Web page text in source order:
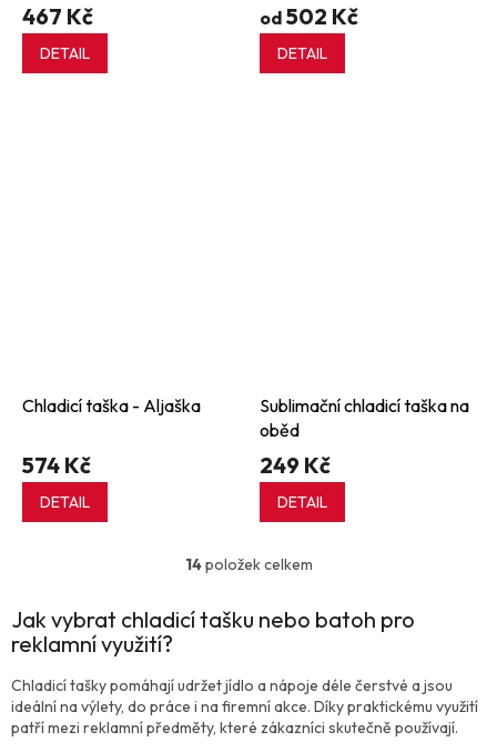
467 Kč
DETAIL
od 502 Kč
DETAIL
Chladicí taška - Aljaška
574 Kč
DETAIL
Sublimační chladicí taška na
oběd
249 Kč
DETAIL
O
l
a
c
í
14položek celkem
Jak vybrat chladicí tašku nebo batoh pro
reklamní využití?
Chladicí tašky pomáhají udržet jídlo a nápoje déle čerstvé a jsou
ideální na výlety, do práce i na firemní akce. Díky praktickému využití
patří mezi reklamní předměty, které zákazníci skutečně používají.